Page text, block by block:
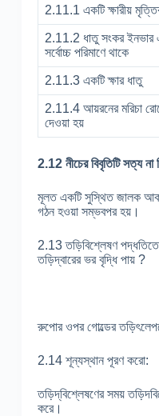
2.11.1 একটি ক্ষারীয়
2.11.2 ধাতু সংকর ইনভার
সর্বোচ্চ পরিমাণে থাকে
2.11.3 একটি ক্ষার ধাতু
2.11.4 আয়রনের মরিচা
দেওয়া হয়
2.12 নীচের বিবৃতিটি সত্য না
মূলত একটি সুস্থিত জালক
গঠন হওয়া সম্ভবপর হয়।
2.13 তড়িবিশ্লেষণ
তড়িদ্বারের ভর বৃদ্ধি পায় ?
রুপোর ওপর গোল্ডের
2.14 শূন্যস্থান পূরণ করো:
তড়িদ্‌বিশ্লেষণের সময়
করে।